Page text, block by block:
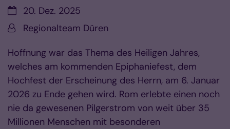
Datum:20. Dez. 2025
Von:Regionalteam Düren
Hoffnung war das Thema des Heiligen Jahres,
welches am kommenden Epiphaniefest, dem
Hochfest der Erscheinung des Herrn, am 6. Januar
2026 zu Ende gehen wird. Rom erlebte einen noch
nie da gewesenen Pilgerstrom von weit über 35
Millionen Menschen mit besonderen